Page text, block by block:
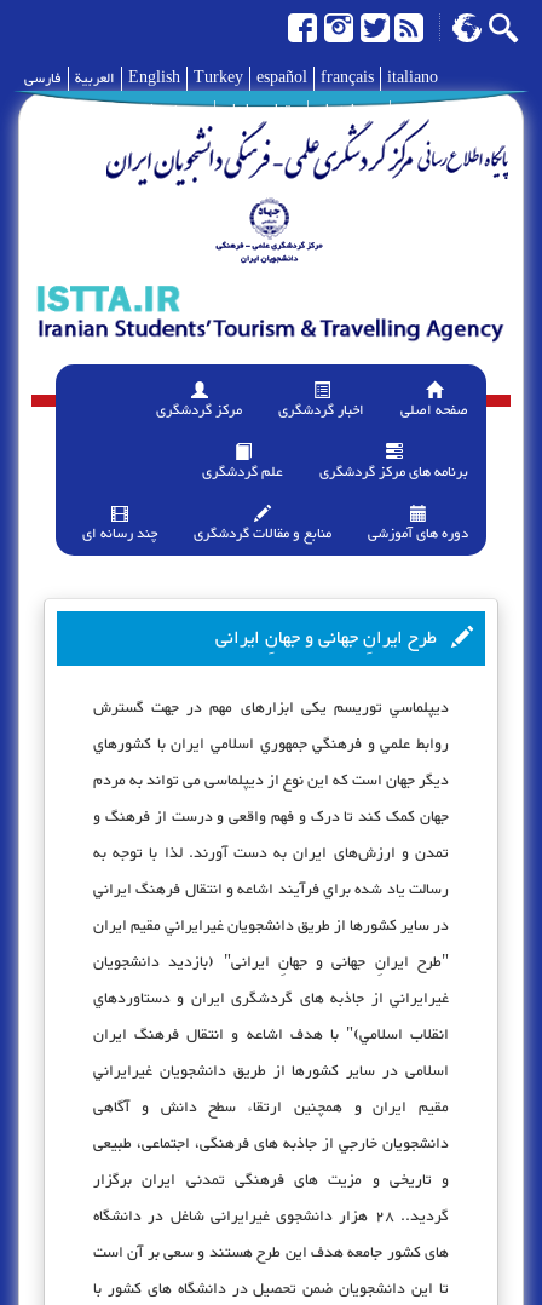
فارسی العربية English Turkey español français italiano
درباره ما | تماس با ما | پیوند ها |
صفحه اصلی اخبار گردشگری مرکز گردشگری
برنامه های مرکز گردشگری علم گردشگری
دوره های آموزشی منابع و مقالات گردشگری چند رسانه ای
طرح ایرانِ جهانی و جهانِ ایرانی
ديپلماسي توريسم یکی ابزارهای مهم در جهت گسترش
روابط علمي و فرهنگي جمهوري اسلامي ايران با كشورهاي
ديگر جهان است که این نوع از دیپلماسی می تواند به مردم
جهان کمک کند تا درک و فهم واقعی و درست از فرهنگ و
تمدن و ارزش‌های ایران به دست آورند. لذا با توجه به
رسالت ياد شده براي فرآيند اشاعه و انتقال فرهنگ ايراني
در سایر کشورها از طريق دانشجويان غيرايراني مقیم ایران
"طرح ایرانِ جهانی و جهانِ ایرانی" (بازديد دانشجويان
غيرايراني از جاذبه های گردشگری ايران و دستاوردهاي
انقلاب اسلامي)" با هدف اشاعه و انتقال فرهنگ ایران
اسلامی در سایر کشورها از طريق دانشجويان غيرايراني
مقیم ایران و همچنین ارتقاء سطح دانش و آگاهی
دانشجویان خارجي از جاذبه های فرهنگی، اجتماعی، طبیعی
و تاریخی و مزیت های فرهنگی تمدنی ایران برگزار
گردید.. 28 هزار دانشجوی غیرایرانی شاغل در دانشگاه
های کشور جامعه هدف این طرح هستند و سعی بر آن است
تا این دانشجویان ضمن تحصیل در دانشگاه های کشور با